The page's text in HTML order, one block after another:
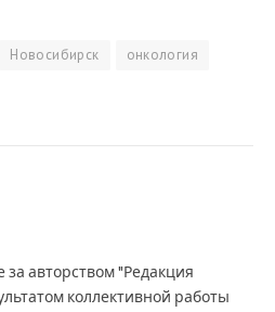
Новосибирск
онкология
авторством "Редакция
коллективной работы